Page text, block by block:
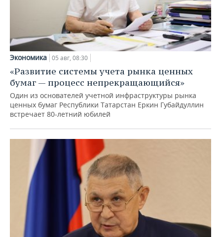
Экономика 05 авг, 08:30
«Развитие системы учета рынка ценных
бумаг — процесс непрекращающийся»
Один из основателей учетной инфраструктуры рынка
ценных бумаг Республики Татарстан Еркин Губайдуллин
встречает 80-летний юбилей